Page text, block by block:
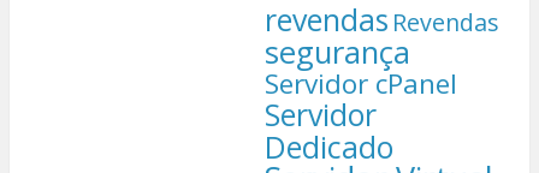
revendas Revendas
segurança
Servidor cPanel
Servidor
Dedicado